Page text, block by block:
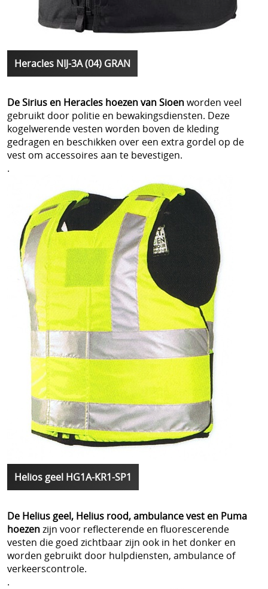
Heracles NIJ-3A (04) GRAN
De Sirius en Heracles hoezen van Sioenworden veel
gebruikt door politie en bewakingsdiensten. Deze
kogelwerende vesten worden boven de kleding
gedragen en beschikken over een extra gordel op de
vest om accessoires aan te bevestigen.
.
Helios geel HG1A-KR1-SP1
De Helius geel, Helius rood, ambulance vest en Puma
hoezenzijn voor reflecterende en fluorescerende
vesten die goed zichtbaar zijn ook in het donker en
worden gebruikt door hulpdiensten, ambulance of
verkeerscontrole.
.